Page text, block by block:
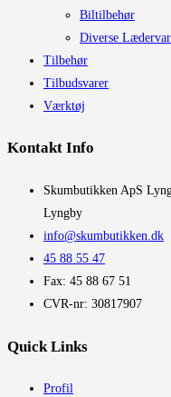
Biltilbehør
Diverse
Tilbehør
Tilbudsvarer
Værktøj
Kontakt Info
​Skumbutikken ApS
Lyngby
info@skumbutikken.dk
45 88 55 47
Fax: 45 88 67 51
CVR-nr: 30817907
Quick Links
Profil